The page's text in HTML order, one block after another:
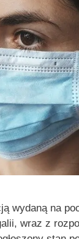
wydaną na
wraz z